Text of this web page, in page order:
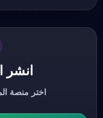
انشر
اختر منصة